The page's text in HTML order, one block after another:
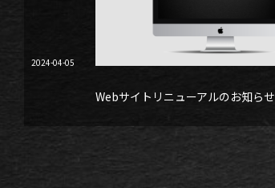
2024-04-05
Webサイトリニューアルのお知らせ